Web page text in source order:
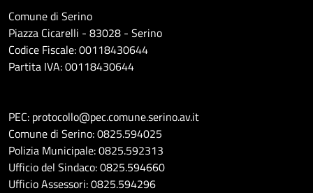
Comune di Serino
Piazza Cicarelli - 83028 - Serino
Codice Fiscale: 00118430644
Partita IVA: 00118430644
PEC: protocollo@pec.comune.serino.av.it
Comune di Serino: 0825.594025
Polizia Municipale: 0825.592313
Ufficio del Sindaco: 0825.594660
Ufficio Assessori: 0825.594296